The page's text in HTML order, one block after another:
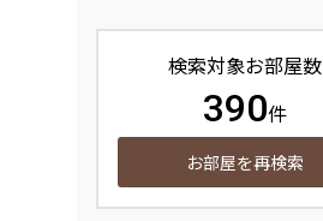
検索対象お部屋数
390件
お部屋を再検索